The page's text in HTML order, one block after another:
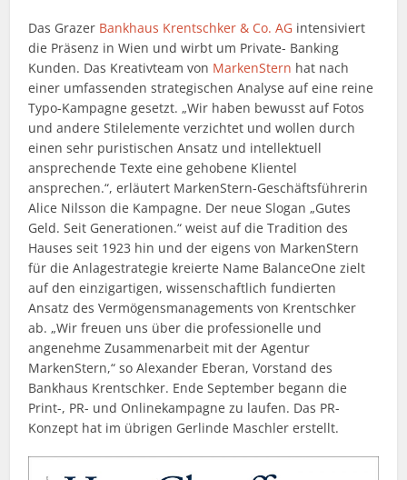
Das Grazer Bankhaus Krentschker & Co. AG intensiviert
die Präsenz in Wien und wirbt um Private- Banking
Kunden. Das Kreativteam von MarkenStern hat nach
einer umfassenden strategischen Analyse auf eine reine
Typo-Kampagne gesetzt. „Wir haben bewusst auf Fotos
und andere Stilelemente verzichtet und wollen durch
einen sehr puristischen Ansatz und intellektuell
ansprechende Texte eine gehobene Klientel
ansprechen.“, erläutert MarkenStern-Geschäftsführerin
Alice Nilsson die Kampagne. Der neue Slogan „Gutes
Geld. Seit Generationen.“ weist auf die Tradition des
Hauses seit 1923 hin und der eigens von MarkenStern
für die Anlagestrategie kreierte Name BalanceOne zielt
auf den einzigartigen, wissenschaftlich fundierten
Ansatz des Vermögensmanagements von Krentschker
ab. „Wir freuen uns über die professionelle und
angenehme Zusammenarbeit mit der Agentur
MarkenStern,“ so Alexander Eberan, Vorstand des
Bankhaus Krentschker. Ende September begann die
Print-, PR- und Onlinekampagne zu laufen. Das PR-
Konzept hat im übrigen Gerlinde Maschler erstellt.